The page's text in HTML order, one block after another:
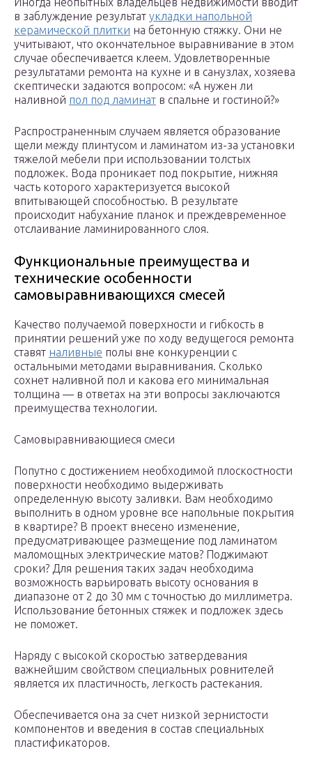
в заблуждение результат укладки напольной
керамической плитки на бетонную стяжку. Они не
учитывают, что окончательное выравнивание в этом
случае обеспечивается клеем. Удовлетворенные
результатами ремонта на кухне и в санузлах, хозяева
скептически задаются вопросом: «А нужен ли
наливной пол под ламинат в спальне и гостиной?»
Распространенным случаем является образование
щели между плинтусом и ламинатом из-за установки
тяжелой мебели при использовании толстых
подложек. Вода проникает под покрытие, нижняя
часть которого характеризуется высокой
впитывающей способностью. В результате
происходит набухание планок и преждевременное
отслаивание ламинированного слоя.
Функциональные преимущества и
технические особенности
самовыравнивающихся смесей
Качество получаемой поверхности и гибкость в
принятии решений уже по ходу ведущегося ремонта
ставят наливные полы вне конкуренции с
остальными методами выравнивания. Сколько
сохнет наливной пол и какова его минимальная
толщина — в ответах на эти вопросы заключаются
преимущества технологии.
Самовыравнивающиеся смеси
Попутно с достижением необходимой плоскостности
поверхности необходимо выдерживать
определенную высоту заливки. Вам необходимо
выполнить в одном уровне все напольные покрытия
в квартире? В проект внесено изменение,
предусматривающее размещение под ламинатом
маломощных электрические матов? Поджимают
сроки? Для решения таких задач необходима
возможность варьировать высоту основания в
диапазоне от 2 до 30 мм с точностью до миллиметра.
Использование бетонных стяжек и подложек здесь
не поможет.
Наряду с высокой скоростью затвердевания
важнейшим свойством специальных ровнителей
является их пластичность, легкость растекания.
Обеспечивается она за счет низкой зернистости
компонентов и введения в состав специальных
пластификаторов.